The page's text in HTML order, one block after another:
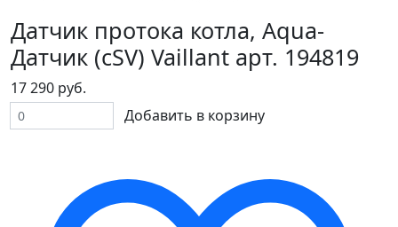
Датчик протока котла, Aqua-
Датчик (cSV) Vaillant арт. 194819
17 290 руб.
Добавить в корзину